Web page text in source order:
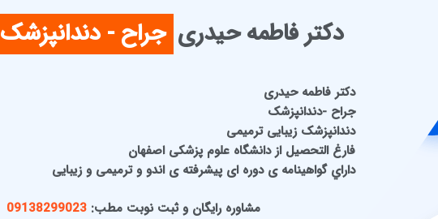
دکتر فاطمه حیدری جراح - دندانپزشک
دكتر فاطمه حيدری
جراح -دندانپزشک
دندانپزشک زیبایی ترمیمی
فارغ التحصيل از دانشگاه علوم پزشكی اصفهان
داراي گواهينامه ی دوره ای پيشرفته ی اندو و ترميمی و زيبايی
مشاوره رایگان و ثبت نوبت مطب: 09138299023